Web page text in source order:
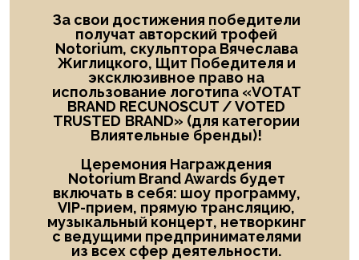
За свои достижения победители
получат авторский трофей
Notorium, скульптора Вячеслава
Жиглицкого, Щит Победителя и
эксклюзивное право на
использование логотипа «VOTAT
BRAND RECUNOSCUT /VOTED
TRUSTED BRAND» (для категории
Влиятельные бренды)!
Церемония Награждения
Notorium Brand Awards будет
включать в себя: шоу программу,
VIP-прием, прямую трансляцию,
музыкальный концерт, нетворкинг
с ведущими предпринимателями
из всех сфер деятельности.